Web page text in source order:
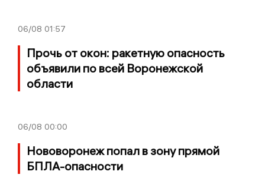
06/08 01:57
Прочь от окон: ракетную опасность
объявили по всей Воронежской
области
06/08 00:00
Нововоронеж попал в зону прямой
БПЛА-опасности